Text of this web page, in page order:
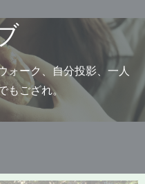
ォーク、自分投影、一人
もござれ。